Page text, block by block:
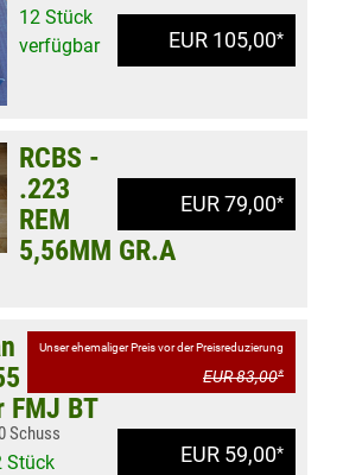
EUR 105,00*
12 Stück
verfügbar
EUR 79,00*
RCBS -
.223
REM
5,56MM GR.A
Unser ehemaliger Preis vor der Preisreduzierung
EUR 83,00*
EUR 59,00*
FMJ BT
Schuss
Stück